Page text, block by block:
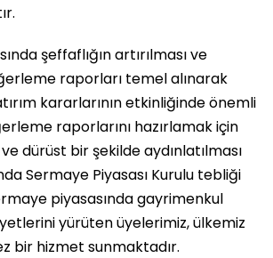
şeffaflığın artırılması ve
raporları temel alınarak
kararlarının etkinliğinde önemli
raporlarını hazırlamak için
dürüst bir şekilde aydınlatılması
Sermaye Piyasası Kurulu tebliği
piyasasında gayrimenkul
yürüten üyelerimiz, ülkemiz
bir hizmet sunmaktadır.